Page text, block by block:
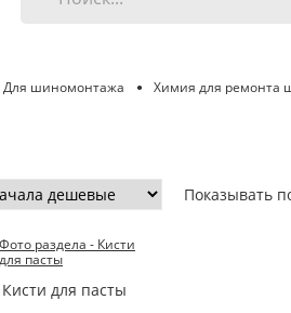
Для шиномонтажа Химия для ремонта
Показывать
Кисти для пасты